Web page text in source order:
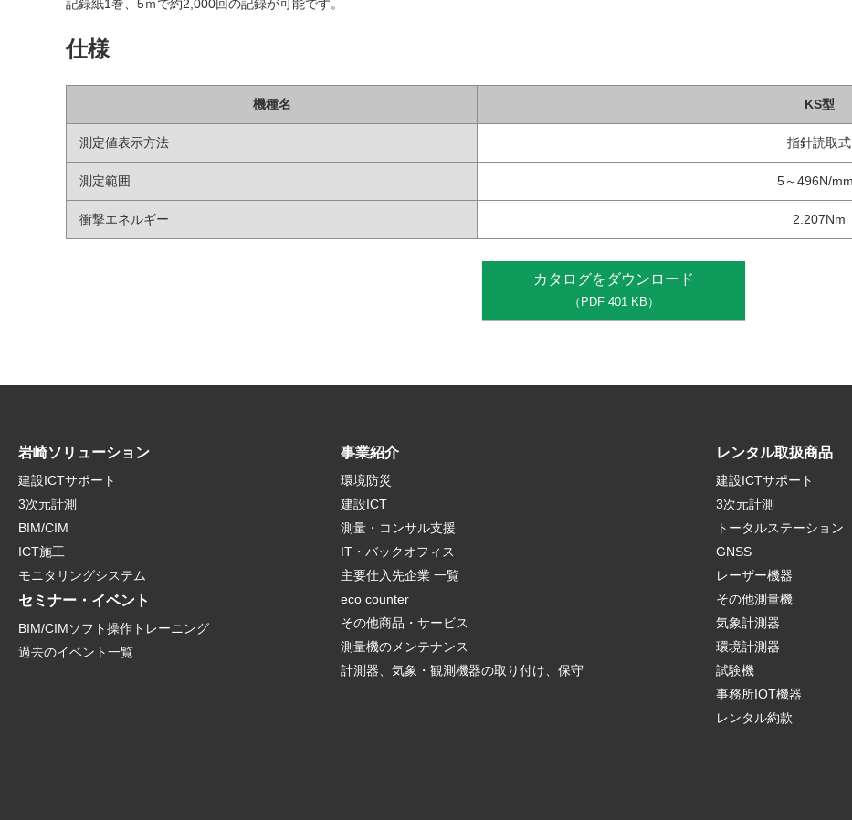
記録紙1巻、5ｍで約2,000回の記録が可能です。
仕様
機種名 KS型
測定値表示方法 指針読取式
測定範囲 5～496N/
衝撃エネルギー 2.207Nm
カタログをダウンロード
（PDF 401 KB）
岩崎ソリューション
建設ICTサポート
3次元計測
BIM/CIM
ICT施工
モニタリングシステム
セミナー・イベント
BIM/CIMソフト操作トレーニング
過去のイベント一覧
事業紹介
環境防災
建設ICT
測量・コンサル支援
IT・バックオフィス
主要仕入先企業 一覧
eco counter
その他商品・サービス
測量機のメンテナンス
計測器、気象・観測機器の取り付け、保守
レンタル取扱商品
建設ICTサポート
3次元計測
トータルステーション
GNSS
レーザー機器
その他測量機
気象計測器
環境計測器
試験機
事務所IOT機器
レンタル約款